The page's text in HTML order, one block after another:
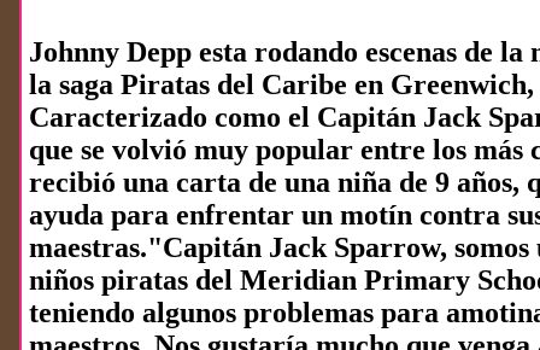
Johnny Depp esta rodando escenas de la
la saga Piratas del Caribe en
Caracterizado como el Capitán Jack
que se volvió muy popular entre los más
recibió una carta de una niña de 9 años,
ayuda para enfrentar un motín contra
maestras."Capitán Jack Sparrow, somos
niños piratas del Meridian Primary
teniendo algunos problemas para